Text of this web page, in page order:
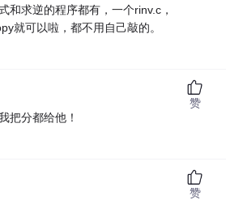
和求逆的程序都有，一个rinv.c，
就可以啦，都不用自己敲的。
把分都给他！
赞
赞